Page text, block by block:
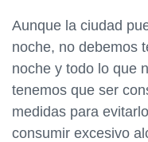
Aunque la ciudad
noche, no debemos
noche y todo lo que
tenemos que ser
medidas para
consumir excesivo